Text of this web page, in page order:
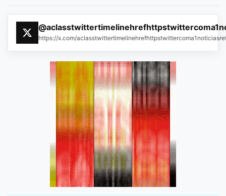
https://x.com/